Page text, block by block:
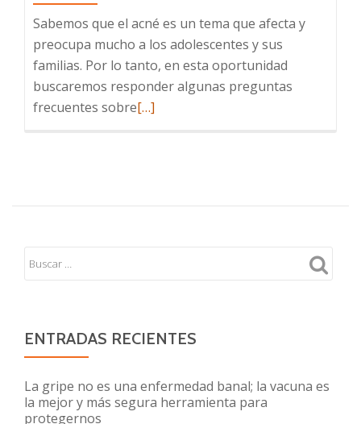
Sabemos que el acné es un tema que afecta y
preocupa mucho a los adolescentes y sus
familias. Por lo tanto, en esta oportunidad
buscaremos responder algunas preguntas
frecuentes sobreLeer
sobre
acné
[…]
ENTRADAS RECIENTES
La gripe no es una enfermedad banal; la vacuna es
la mejor y más segura herramienta para
protegernos